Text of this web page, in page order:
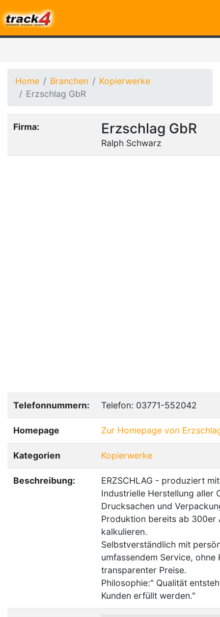
Home Branchen
Kopierwerke
Erzschlag GbR
Firma: Erzschlag GbR
Ralph Schwarz
Telefonnummern: Telefon: 03771-552042
Homepage Zur Homepage von
Kategorien Kopierwerke
Beschreibung:
ERZSCHLAG - produziert
Industrielle Herstellung aller
Drucksachen und
Produktion bereits ab 300er
kalkulieren.
Selbstverständlich mit
umfassendem Service, ohne
transparenter Preise.
Philosophie:" Qualität
Kunden erfüllt werden."